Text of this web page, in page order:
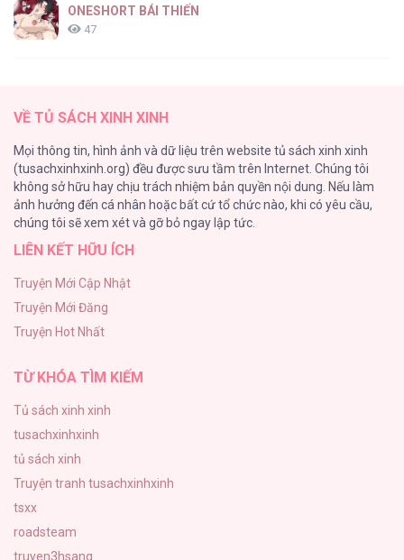
ONESHORT BÁI THIẾN
47
36
Tuyển Tập Manhwa Ngắn Bạo Dăm
34
Khế Ước Hôn Nhân Của Mẹ Tôi
Bạn Của Em Trai
33
VỀ TỦ SÁCH XINH XINH
Mọi thông tin, hình ảnh và dữ liệu trên website tủ sách xinh xinh
(tusachxinhxinh.org) đều được sưu tầm trên Internet. Chúng tôi
không sở hữu hay chịu trách nhiệm bản quyền nội dung. Nếu làm
ảnh hưởng đến cá nhân hoặc bất cứ tổ chức nào, khi có yêu cầu,
chúng tôi sẽ xem xét và gỡ bỏ ngay lập tức.
LIÊN KẾT HỮU ÍCH
Truyện Mới Cập Nhật
Truyện Mới Đăng
Truyện Hot Nhất
TỪ KHÓA TÌM KIẾM
Tủ sách xinh xinh
tusachxinhxinh
tủ sách xinh
Truyện tranh tusachxinhxinh
tsxx
roadsteam
truyen3hsang